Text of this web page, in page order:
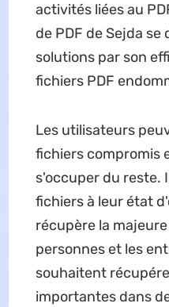
activités liées au
de PDF de Sejda
solutions par son
fichiers PDF
Les utilisateurs
fichiers compromis
s'occuper du reste.
fichiers à leur état
récupère la
personnes et les
souhaitent
importantes dans